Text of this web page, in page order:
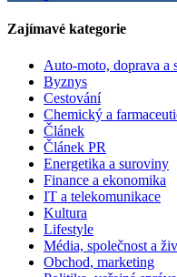
Zajímavé kategorie
Auto-moto, doprava a
Byznys
Cestování
Chemický a
Článek
Článek PR
Energetika a suroviny
Finance a ekonomika
IT a telekomunikace
Kultura
Lifestyle
Média, společnost a
Obchod, marketing